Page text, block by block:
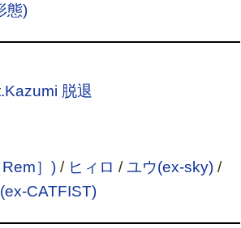
態)
脱退
］)/ ヒィロ /ユウ(ex-sky)/
CATFIST)